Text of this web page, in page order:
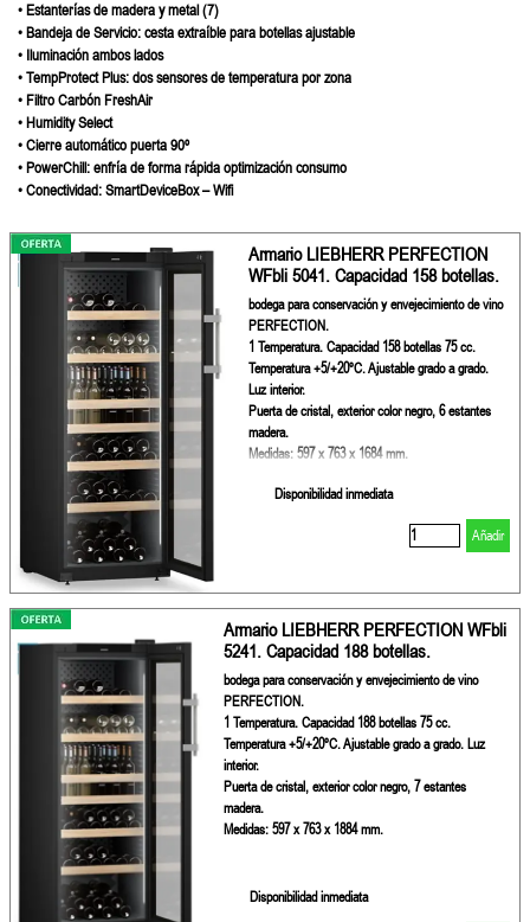
• Estanterías de madera y metal (7)
• Bandeja de Servicio: cesta extraíble para botellas ajustable
• Iluminación ambos lados
• TempProtect Plus: dos sensores de temperatura por zona
• Filtro Carbón FreshAir
• Humidity Select
• Cierre automático puerta 90º
• PowerChill: enfría de forma rápida optimización consumo
• Conectividad: SmartDeviceBox – Wifi
Armario LIEBHERR PERFECTION
WFbli 5041. Capacidad 158 botellas.
bodega para conservación y envejecimiento de vino
PERFECTION.
1 Temperatura. Capacidad 158 botellas 75 cc.
Temperatura +5/+20ºC. Ajustable grado a grado.
Luz interior.
Puerta de cristal, exterior color negro, 6 estantes
madera.
Medidas: 597 x 763 x 1684 mm.
Disponibilidad inmediata
Añadir
Armario LIEBHERR PERFECTION WFbli
5241. Capacidad 188 botellas.
bodega para conservación y envejecimiento de vino
PERFECTION.
1 Temperatura. Capacidad 188 botellas 75 cc.
Temperatura +5/+20ºC. Ajustable grado a grado. Luz
interior.
Puerta de cristal, exterior color negro, 7 estantes
madera.
Medidas: 597 x 763 x 1884 mm.
Disponibilidad inmediata